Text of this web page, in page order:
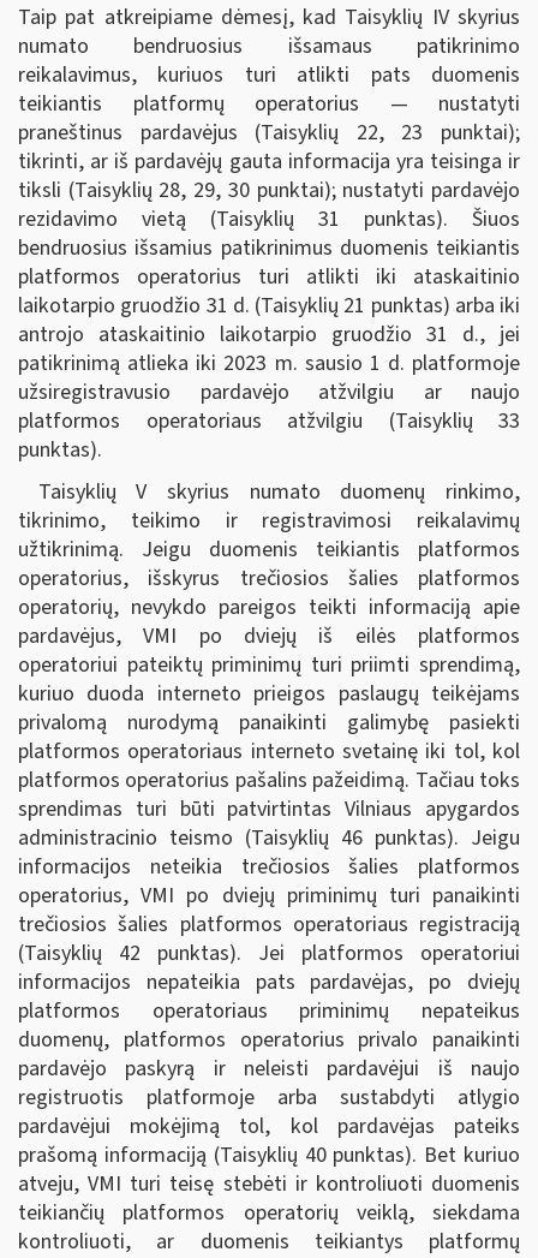
Taip pat atkreipiame dėmesį, kad Taisyklių IV skyrius
numato bendruosius išsamaus patikrinimo
reikalavimus, kuriuos turi atlikti pats duomenis
teikiantis platformų operatorius — nustatyti
praneštinus pardavėjus (Taisyklių 22, 23 punktai);
tikrinti, ar iš pardavėjų gauta informacija yra teisinga ir
tiksli (Taisyklių 28, 29, 30 punktai); nustatyti pardavėjo
rezidavimo vietą (Taisyklių 31 punktas). Šiuos
bendruosius išsamius patikrinimus duomenis teikiantis
platformos operatorius turi atlikti iki ataskaitinio
laikotarpio gruodžio 31 d. (Taisyklių 21 punktas) arba iki
antrojo ataskaitinio laikotarpio gruodžio 31 d., jei
patikrinimą atlieka iki 2023 m. sausio 1 d. platformoje
užsiregistravusio pardavėjo atžvilgiu ar naujo
platformos operatoriaus atžvilgiu (Taisyklių 33
punktas).
Taisyklių V skyrius numato duomenų rinkimo,
tikrinimo, teikimo ir registravimosi reikalavimų
užtikrinimą. Jeigu duomenis teikiantis platformos
operatorius, išskyrus trečiosios šalies platformos
operatorių, nevykdo pareigos teikti informaciją apie
pardavėjus, VMI po dviejų iš eilės platformos
operatoriui pateiktų priminimų turi priimti sprendimą,
kuriuo duoda interneto prieigos paslaugų teikėjams
privalomą nurodymą panaikinti galimybę pasiekti
platformos operatoriaus interneto svetainę iki tol, kol
platformos operatorius pašalins pažeidimą. Tačiau toks
sprendimas turi būti patvirtintas Vilniaus apygardos
administracinio teismo (Taisyklių 46 punktas). Jeigu
informacijos neteikia trečiosios šalies platformos
operatorius, VMI po dviejų priminimų turi panaikinti
trečiosios šalies platformos operatoriaus registraciją
(Taisyklių 42 punktas). Jei platformos operatoriui
informacijos nepateikia pats pardavėjas, po dviejų
platformos operatoriaus priminimų nepateikus
duomenų, platformos operatorius privalo panaikinti
pardavėjo paskyrą ir neleisti pardavėjui iš naujo
registruotis platformoje arba sustabdyti atlygio
pardavėjui mokėjimą tol, kol pardavėjas pateiks
prašomą informaciją (Taisyklių 40 punktas). Bet kuriuo
atveju, VMI turi teisę stebėti ir kontroliuoti duomenis
teikiančių platformos operatorių veiklą, siekdama
kontroliuoti, ar duomenis teikiantys platformų